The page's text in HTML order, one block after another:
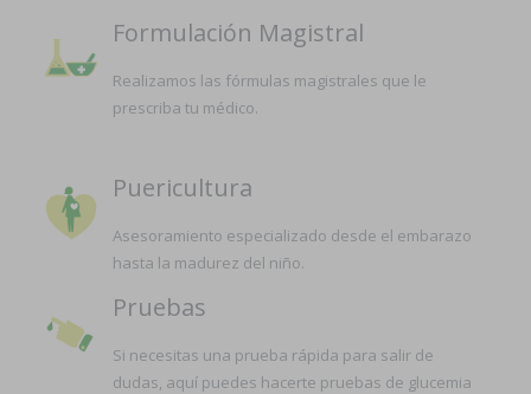
Formulación Magistral
Realizamos las fórmulas magistrales que le
prescriba tu médico.
Puericultura
Asesoramiento especializado desde el embarazo
hasta la madurez del niño.
Pruebas
Si necesitas una prueba rápida para salir de
dudas, aquí puedes hacerte pruebas de glucemia